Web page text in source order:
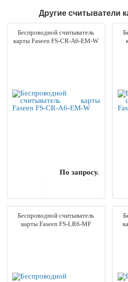
Другие считыватели
Беспроводной считыватель
карты Faseen FS-CR-A6-EM-W
По запросу.
Беспроводной считыватель
карты Faseen FS-LR6-MF